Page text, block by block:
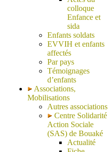
colloque
Enfance et
sida
Enfants soldats
EVVIH et enfants
affectés
Par pays
Témoignages
d’enfants
Associations,
Mobilisations
Autres associations
Centre Solidarité
Action Sociale
(SAS) de Bouaké
Actualité